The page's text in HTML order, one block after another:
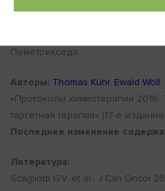
Пеметрекседа.
Авторы: Thomas Kühr, Ewald Wöll,
«Протоколы химиотерапии
таргетная терапия» (17-е
Последнее изменение
Литература:
Scagliotti G.V. et al., J Clin Oncol